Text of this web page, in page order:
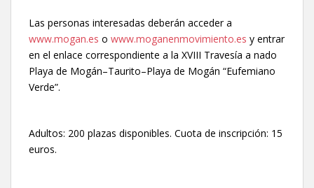
Las personas interesadas deberán acceder a
www.mogan.es o www.moganenmovimiento.es y entrar
en el enlace correspondiente a la XVIII Travesía a nado
Playa de Mogán–Taurito–Playa de Mogán “Eufemiano
Verde”.
Adultos: 200 plazas disponibles. Cuota de inscripción: 15
euros.